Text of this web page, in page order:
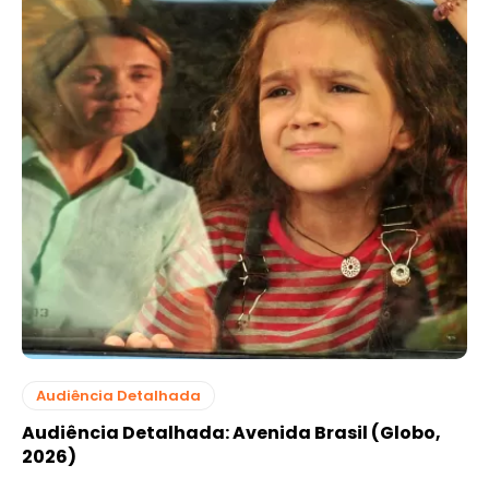
Audiência Detalhada
Audiência Detalhada: Avenida Brasil (Globo,
2026)